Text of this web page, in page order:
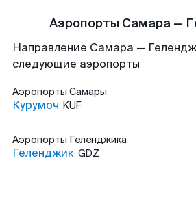
Аэропорты Самара —
Направление Самара —
следующие аэропорты
Аэропорты Самары
Курумоч KUF
Аэропорты Геленджика
Геленджик GDZ